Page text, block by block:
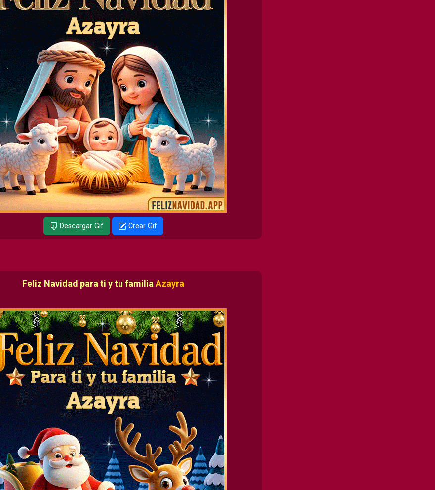
Descargar Gif Crear Gif
Feliz Navidad para ti y tu familia Azayra